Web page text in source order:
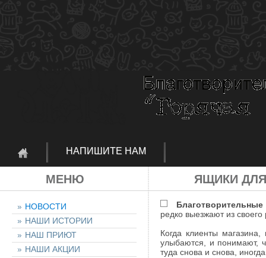
НАПИШИТЕ НАМ
МЕНЮ
НОВОСТИ
НАШИ ИСТОРИИ
НАШ ПРИЮТ
НАШИ АКЦИИ
ЯЩИКИ
редко выезжают из
Когда клиенты
улыбаются, и понимают,
туда снова и снова,